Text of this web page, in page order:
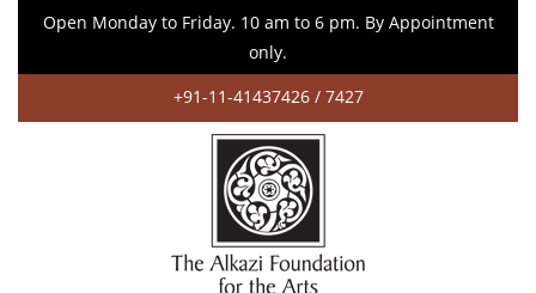
Open Monday to Friday. 10 am to 6 pm. By Appointment
only.
+91-11-41437426 / 7427